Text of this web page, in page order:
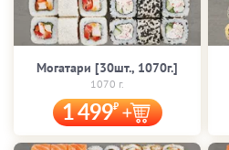
Могатари [30шт., 1070г.]
1070 г.
1 499